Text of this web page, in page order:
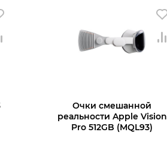
Очки смешанной
реальности Apple Vision
Pro 512GB (MQL93)